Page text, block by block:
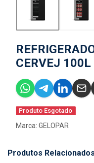
CERVEJ 100L
Produto Esgotado
Marca: GELOPAR
Produtos Relacionados